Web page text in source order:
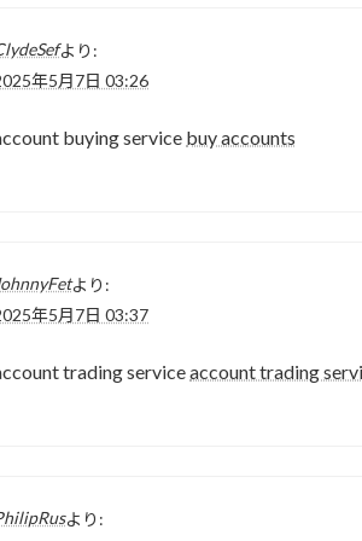
より:
年5月7日 03:26
buying service buy accounts
より:
年5月7日 03:37
trading serviceaccount trading
より: